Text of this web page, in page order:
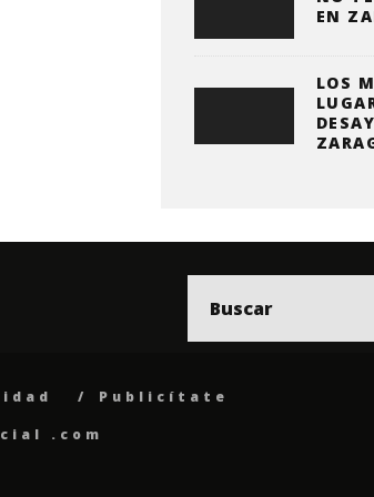
EN
LOS
Publicítate
.com